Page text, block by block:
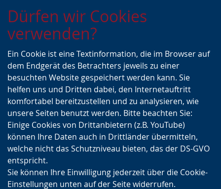
Zur
Hauptnavigation
Zur
Seitennavigation
Zum
Inhalt
Dürfen wir Cookies
verwenden?
Ein Cookie ist eine Textinformation, die im Browser auf
dem Endgerät des Betrachters jeweils zu einer
besuchten Website gespeichert werden kann. Sie
helfen uns und Dritten dabei, den Internetauftritt
komfortabel bereitzustellen und zu analysieren, wie
unsere Seiten benutzt werden. Bitte beachten Sie:
Einige Cookies von Drittanbietern (z.B. YouTube)
können Ihre Daten auch in Drittländer übermitteln,
welche nicht das Schutzniveau bieten, das der DS-GVO
entspricht.
Sie können Ihre Einwilligung jederzeit über die Cookie-
Einstellungen unten auf der Seite widerrufen.